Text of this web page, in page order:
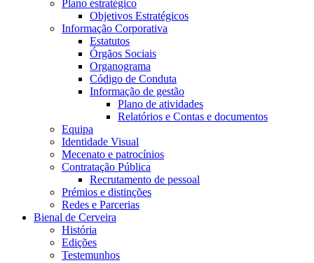
Plano estratégico
Objetivos Estratégicos
Informação Corporativa
Estatutos
Órgãos Sociais
Organograma
Código de Conduta
Informação de gestão
Plano de atividades
Relatórios e Contas e documentos
Equipa
Identidade Visual
Mecenato e patrocínios
Contratação Pública
Recrutamento de pessoal
Prémios e distinções
Redes e Parcerias
Bienal de Cerveira
História
Edições
Testemunhos